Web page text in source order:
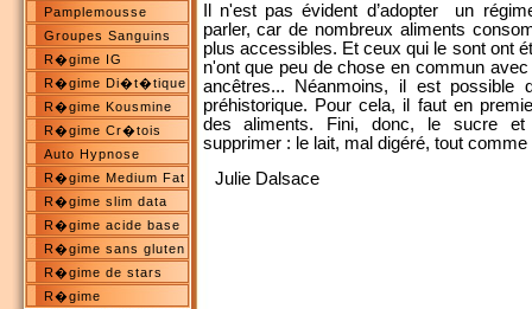
Pamplemousse
Groupes Sanguins
R�gime IG
R�gime Di�t�tique
R�gime Kousmine
R�gime Cr�tois
Auto Hypnose
R�gime Medium Fat
R�gime slim data
R�gime acide base
R�gime sans gluten
R�gime de stars
R�gime
Il n'est pas évident d’adopter un
parler, car de nombreux aliments
plus accessibles. Et ceux qui le sont ont
n'ont que peu de chose en commun
ancêtres... Néanmoins, il est possible
préhistorique. Pour cela, il faut en
des aliments. Fini, donc, le sucre
supprimer : le lait, mal digéré, tout
Julie Dalsace